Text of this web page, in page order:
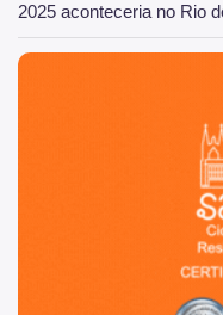
2025 aconteceria no Rio
São Paulo, cidade